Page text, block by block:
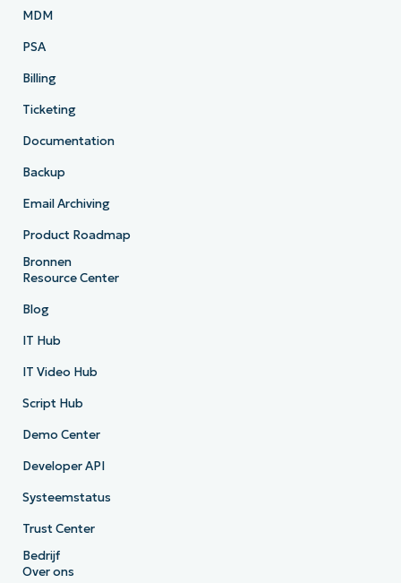
MDM
PSA
Billing
Ticketing
Documentation
Backup
Email Archiving
Product Roadmap
Bronnen
Resource Center
Blog
IT Hub
IT Video Hub
Script Hub
Demo Center
Developer API
Systeemstatus
Trust Center
Bedrijf
Over ons